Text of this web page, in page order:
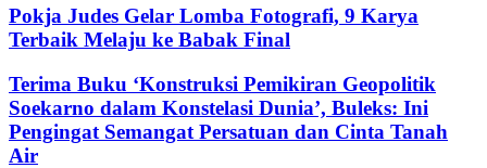
Pokja Judes Gelar Lomba Fotografi, 9 Karya
Terbaik Melaju ke Babak Final
Terima Buku ‘Konstruksi Pemikiran Geopolitik
Soekarno dalam Konstelasi Dunia’, Buleks: Ini
Pengingat Semangat Persatuan dan Cinta Tanah
Air